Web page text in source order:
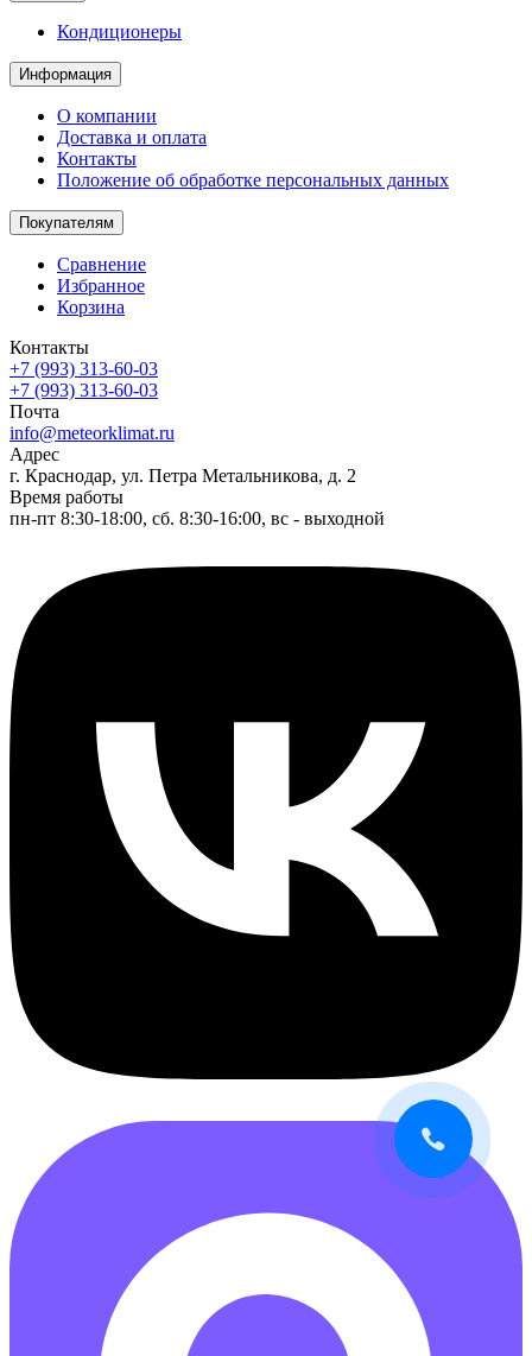
Кондиционеры
Информация
О компании
Доставка и оплата
Контакты
Положение об обработке персональных данных
Покупателям
Сравнение
Избранное
Корзина
Контакты
+7 (993) 313-60-03
+7 (993) 313-60-03
Почта
info@meteorklimat.ru
Адрес
г. Краснодар, ул. Петра Метальникова, д. 2
Время работы
пн-пт 8:30-18:00, сб. 8:30-16:00, вс - выходной